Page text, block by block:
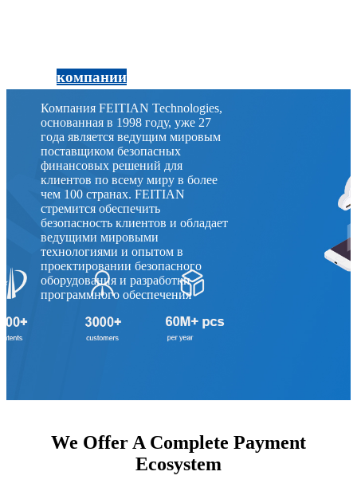
Окомпании
Компания FEITIAN Technologies,
основанная в 1998 году, уже 27
года является ведущим мировым
поставщиком безопасных
финансовых решений для
клиентов по всему миру в более
чем 100 странах. FEITIAN
стремится обеспечить
безопасность клиентов и обладает
ведущими мировыми
технологиями и опытом в
проектировании безопасного
оборудования и разработки
программного обеспечения
We Offer A Complete Payment
Ecosystem